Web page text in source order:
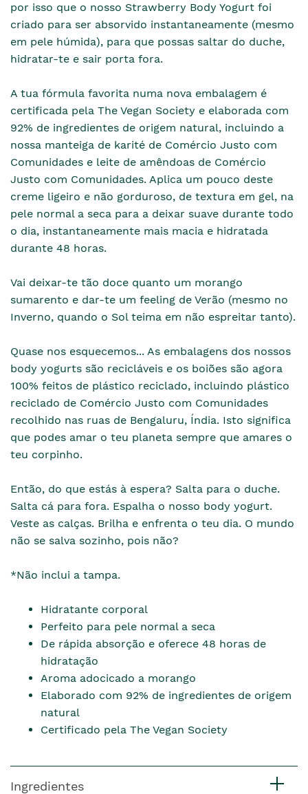
por isso que o nosso Strawberry Body Yogurt foi
criado para ser absorvido instantaneamente (mesmo
em pele húmida), para que possas saltar do duche,
hidratar-te e sair porta fora.
A tua fórmula favorita numa nova embalagem é
certificada pela The Vegan Society e elaborada com
92% de ingredientes de origem natural, incluindo a
nossa manteiga de karité de Comércio Justo com
Comunidades e leite de amêndoas de Comércio
Justo com Comunidades. Aplica um pouco deste
creme ligeiro e não gorduroso, de textura em gel, na
pele normal a seca para a deixar suave durante todo
o dia, instantaneamente mais macia e hidratada
durante 48 horas.
Vai deixar-te tão doce quanto um morango
sumarento e dar-te um feeling de Verão (mesmo no
Inverno, quando o Sol teima em não espreitar tanto).
Quase nos esquecemos... As embalagens dos nossos
body yogurts são recicláveis e os boiões são agora
100% feitos de plástico reciclado, incluindo plástico
reciclado de Comércio Justo com Comunidades
recolhido nas ruas de Bengaluru, Índia. Isto significa
que podes amar o teu planeta sempre que amares o
teu corpinho.
Então, do que estás à espera? Salta para o duche.
Salta cá para fora. Espalha o nosso body yogurt.
Veste as calças. Brilha e enfrenta o teu dia. O mundo
não se salva sozinho, pois não?
*Não inclui a tampa.
Hidratante corporal
Perfeito para pele normal a seca
De rápida absorção e oferece 48 horas de
hidratação
Aroma adocicado a morango
Elaborado com 92% de ingredientes de origem
natural
Certificado pela The Vegan Society
Ingredientes